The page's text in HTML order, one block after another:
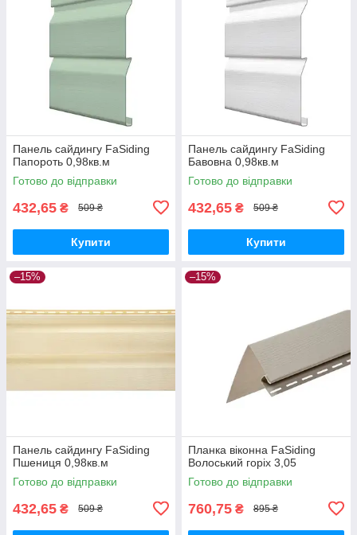
Панель сайдингу FaSiding
Папороть 0,98кв.м
Готово до відправки
432,65 ₴ 509 ₴
Купити
Панель сайдингу FaSiding
Бавовна 0,98кв.м
Готово до відправки
432,65 ₴ 509 ₴
Купити
–15%
Панель сайдингу FaSiding
Пшениця 0,98кв.м
Готово до відправки
432,65 ₴ 509 ₴
–15%
Планка віконна FaSiding
Волоський горіх 3,05
Готово до відправки
760,75 ₴ 895 ₴